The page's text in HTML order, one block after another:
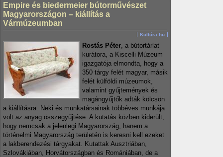
Empire és biedermeier bútorművészet
Magyarországon – kiállítás a
Vármúzeumban
Kultúra.hu
Rostás Péter , a bútortárlat
kurátora, a Kiscelli Múzeum
igazgatója elmondta, hogy a
350 tárgy felét magyar, másik
felét külföldi múzeumok,
valamint gyűjtemények és
magángyűjtők adták kölcsön
a kiállításra. Neki és munkatársainak többéves munkája
volt az anyag összegyűjtése. A kutatás közben kiderült,
hogy nemcsak a jelenlegi Magyarország, hanem a
történelmi Magyarország területén is keresni kell ezeket
a lakberendezési tárgyakat. Kutattak Ausztriában,
Szlovákiában, Horvátországban és Romániában, de a